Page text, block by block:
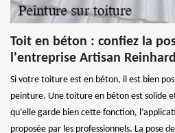
Toit en béton : confiez la
l'entreprise Artisan Reinhard
Si votre toiture est en béton, il est bien
peinture. Une toiture en béton est solide
qu’elle garde bien cette fonction,
proposée par les professionnels. La pose